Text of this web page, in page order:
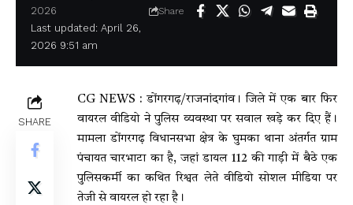
Last updated: April 26,
2026 9:51 am
2026
Share
SHARE
CG NEWS : डोंगरगढ़/राजनांदगांव। जिले में एक बार फिर
वायरल वीडियो ने पुलिस व्यवस्था पर सवाल खड़े कर दिए हैं।
मामला डोंगरगढ़ विधानसभा क्षेत्र के घुमका थाना अंतर्गत ग्राम
पंचायत चारभाटा का है, जहां डायल 112 की गाड़ी में बैठे एक
पुलिसकर्मी का कथित रिश्वत लेते वीडियो सोशल मीडिया पर
तेजी से वायरल हो रहा है।